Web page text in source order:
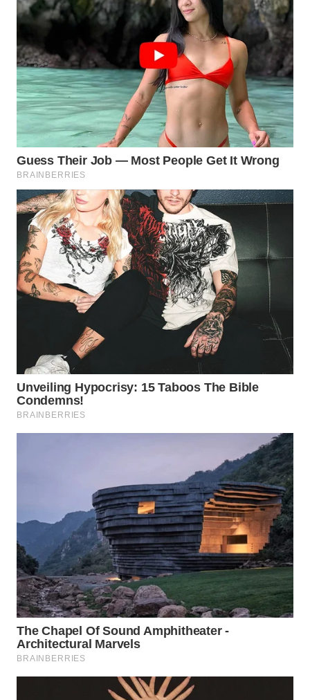
LANGKAT
TAPANULI
SELATAN
WN
TANJUNG
LESUNG
WN
KARO
WN
SIMALUNGUN
WN
LABUHANBATU
TENGAH
WN DELI
SERDANG
PAKPAK
WN
KARAWANG
WN
BEKASI
WN
BOGOR